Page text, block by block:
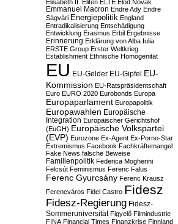
Elisabeth II. Eliten ELTE Előd Novák
Emmanuel Macron Endre Ady Endre
Ságvári Energiepolitik England
Entradikalisierung Entschädigung
Entwicklung Erasmus Erbil Ergebnisse
Erinnerung Erklärung von Alba Iulia
ERSTE Group Erster Weltkrieg
Establishment Ethnische Homogenität
EU EU-Gelder EU-Gipfel EU-
Kommission EU-Ratspräsidentschaft
Euro EURO 2020 Eurobonds Europa
Europaparlament Europapolitik
Europawahlen Europäische
Integration Europäischer Gerichtshof
(EuGH) Europäische Volkspartei
(EVP) Eurozone Ex-Agent Ex-Porno-Star
Extremismus Facebook Fachkräftemangel
Fake News falsche Beweise
Familienpolitik Federica Mogherini
Felcsút Feminismus Ferenc Falus
Ferenc Gyurcsány Ferenc Krausz
Ferencváros Fidel Castro Fidesz
Fidesz-Regierung Fidesz-
Sommeruniversität Figyelő Filmindustrie
FINA Financial Times Finanzkrise Finnland